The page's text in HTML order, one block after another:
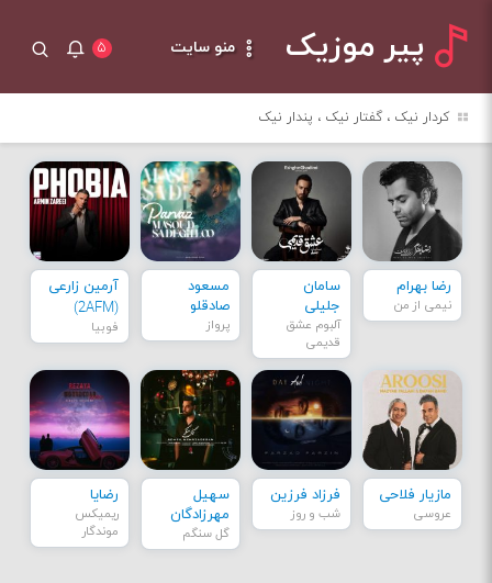
پیر موزیک منو سایت ۵
کردار نیک ، گفتار نیک ، پندار نیک
رضا بهرام
نیمی از من
سامان
جلیلی
آلبوم عشق
قدیمی
مسعود
صادقلو
پرواز
آرمین زارعی
(2AFM)
فوبیا
مازیار فلاحی
عروسی
فرزاد فرزین
شب و روز
سهیل
مهرزادگان
گل سنگم
رضایا
ریمیکس
موندگار